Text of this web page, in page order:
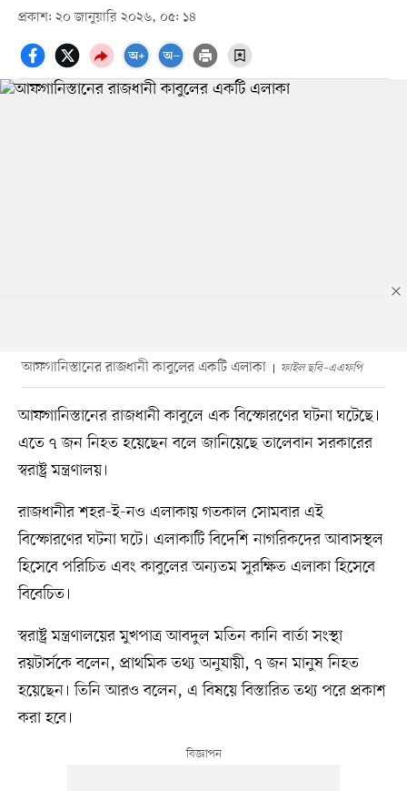
প্রকাশ: ২০ জানুয়ারি ২০২৬, ০৫: ১৪
আফগানিস্তানের রাজধানী কাবুলের একটি এলাকা ফাইল ছবি–এএফপি
আফগানিস্তানের রাজধানী কাবুলে এক বিস্ফোরণের ঘটনা ঘটেছে।
এতে ৭ জন নিহত হয়েছেন বলে জানিয়েছে তালেবান সরকারের
স্বরাষ্ট্র মন্ত্রণালয়।
রাজধানীর শহর-ই-নও এলাকায় গতকাল সোমবার এই
বিস্ফোরণের ঘটনা ঘটে। এলাকাটি বিদেশি নাগরিকদের আবাসস্থল
হিসেবে পরিচিত এবং কাবুলের অন্যতম সুরক্ষিত এলাকা হিসেবে
বিবেচিত।
স্বরাষ্ট্র মন্ত্রণালয়ের মুখপাত্র আবদুল মতিন কানি বার্তা সংস্থা
রয়টার্সকে বলেন, প্রাথমিক তথ্য অনুযায়ী, ৭ জন মানুষ নিহত
হয়েছেন। তিনি আরও বলেন, এ বিষয়ে বিস্তারিত তথ্য পরে প্রকাশ
করা হবে।